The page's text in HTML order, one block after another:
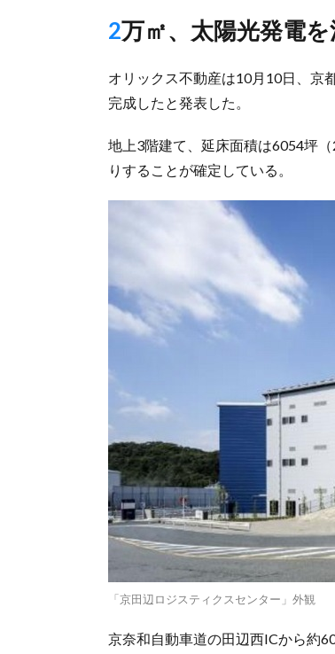
2万㎡、太陽光発電
オリックス不動産は10月10日、京
完成したと発表した。
地上3階建て、延床面積は6054坪
りすることが確定している。
「京田辺ロジスティクスセンター」外観
京奈和自動車道の田辺西ICから約